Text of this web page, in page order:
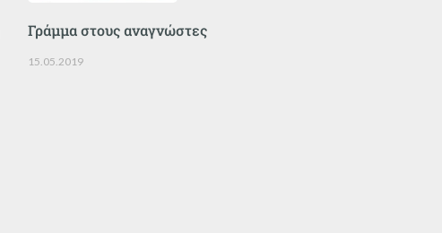
Γράμμα στους αναγνώστες
15.05.2019